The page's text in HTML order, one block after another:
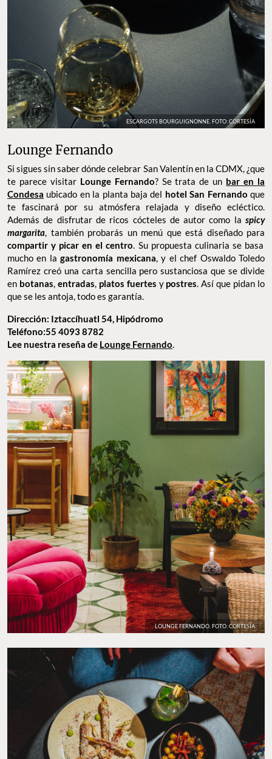
ESCARGOTS BOURGUIGNONNE. FOTO: CORTESÍA
Lounge Fernando
Si sigues sin saber dónde celebrar San Valentín en la CDMX, ¿que
te parece visitar Lounge Fernando? Se trata de un bar en la
Condesa ubicado en la planta baja del hotel San Fernandoque
te fascinará por su atmósfera relajada y diseño ecléctico.
Además de disfrutar de ricos cócteles de autor como la spicy
margarita, también probarás un menú que está diseñado para
compartir y picar en el centro. Su propuesta culinaria se basa
mucho en lagastronomía mexicana, y el chef Oswaldo Toledo
Ramírez creó una carta sencilla pero sustanciosa que se divide
en botanas, entradas,platos fuertes y postres. Así que pidan lo
que se les antoja, todo es garantía.
Dirección: Iztaccíhuatl 54, Hipódromo
Teléfono:55 4093 8782
Lee nuestra reseña de Lounge Fernando.
LOUNGE FERNANDO. FOTO: CORTESÍA